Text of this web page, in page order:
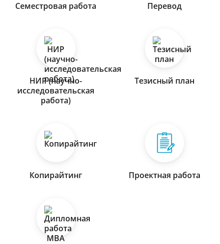
Семестровая работа Перевод
НИР (научно-
исследовательская
работа)
Тезисный план
Копирайтинг Проектная работа